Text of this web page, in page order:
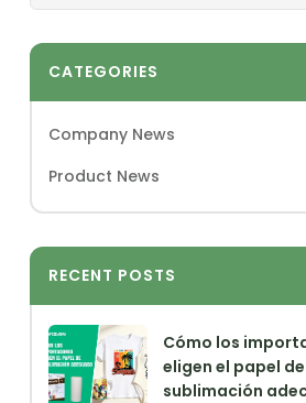
CATEGORIES
Company News
Product News
RECENT POSTS
Cómo los
eligen el papel de
sublimación